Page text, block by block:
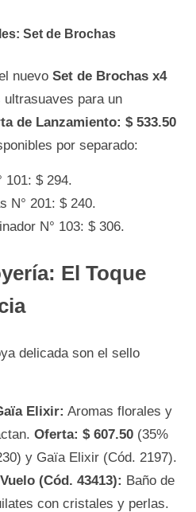
Set de Brochas
nuevo Set de Brochas x4
ultrasuaves para un
de Lanzamiento: $ 533.50
por separado:
101: $ 294.
N° 201: $ 240.
N° 103: $ 306.
El Toque
delicada son el sello
Elixir: Aromas florales y
Oferta: $ 607.50 (35%
y Gaïa Elixir (Cód. 2197).
(Cód. 43413): Baño de
con cristales y perlas.